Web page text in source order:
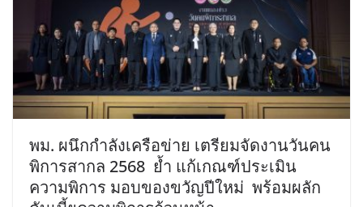
พม. ผนึกกำลังเครือข่าย เตรียมจัดงานวันคน
พิการสากล 2568 ย้ำ แก้เกณฑ์ประเมิน
ความพิการ มอบของขวัญปีใหม่ พร้อมผลัก